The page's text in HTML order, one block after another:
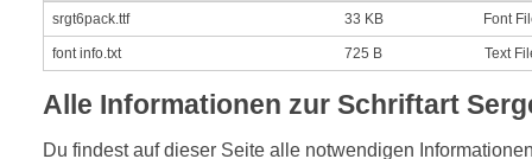
srgt6pack.ttf 33 KB Font
font info.txt 725 B Text
Alle Informationen zur Schriftart
Du findest auf dieser Seite alle notwendigen